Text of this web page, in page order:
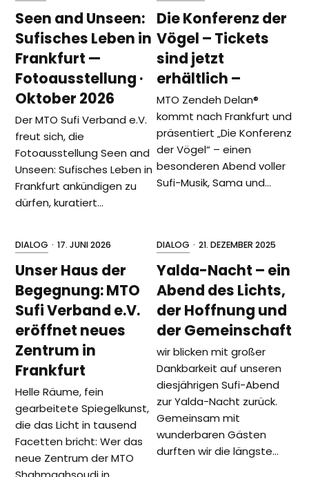
Seen and Unseen:
Sufisches Leben in
Frankfurt —
Fotoausstellung ·
Oktober 2026
Der MTO Sufi Verband e.V.
freut sich, die
Fotoausstellung Seen and
Unseen: Sufisches Leben in
Frankfurt ankündigen zu
dürfen, kuratiert…
Die Konferenz der
Vögel – Tickets
sind jetzt
erhältlich –
MTO Zendeh Delan®️
kommt nach Frankfurt und
präsentiert „Die Konferenz
der Vögel“ – einen
besonderen Abend voller
Sufi-Musik, Sama und…
DIALOG · 17. JUNI 2026
Unser Haus der
Begegnung: MTO
Sufi Verband e.V.
eröffnet neues
Zentrum in
Frankfurt
Helle Räume, fein
gearbeitete Spiegelkunst,
die das Licht in tausend
Facetten bricht: Wer das
neue Zentrum der MTO
DIALOG · 21. DEZEMBER 2025
Yalda-Nacht – ein
Abend des Lichts,
der Hoffnung und
der Gemeinschaft
wir blicken mit großer
Dankbarkeit auf unseren
diesjährigen Sufi-Abend
zur Yalda-Nacht zurück.
Gemeinsam mit
wunderbaren Gästen
durften wir die längste…